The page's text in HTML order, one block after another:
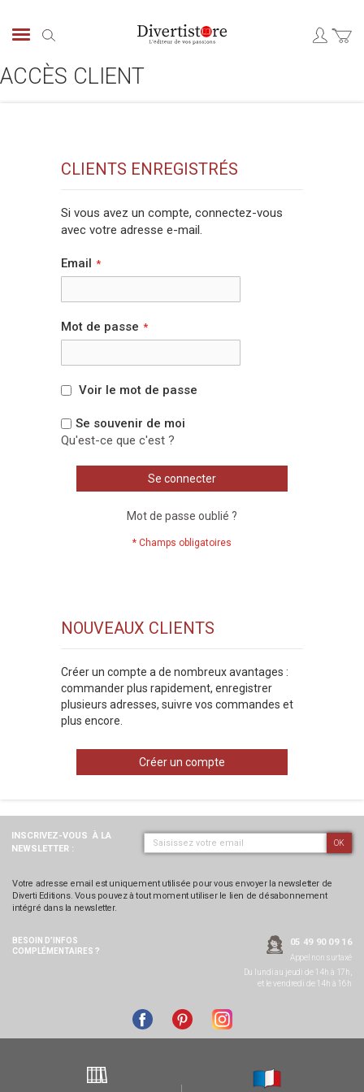
ACCÈS CLIENT
CLIENTS ENREGISTRÉS
Si vous avez un compte, connectez-vous
avec votre adresse e-mail.
Email
Mot de passe
Voir le mot de passe
Se souvenir de moi
Qu'est-ce que c'est ?
Se connecter
Mot de passe oublié ?
NOUVEAUX CLIENTS
Créer un compte a de nombreux avantages :
commander plus rapidement, enregistrer
plusieurs adresses, suivre vos commandes et
plus encore.
Créer un compte
INSCRIVEZ-VOUS À LA
NEWSLETTER :
OK
Votre adresse email est uniquement utilisée pour vous envoyer la newsletter de
Diverti Editions. Vous pouvez à tout moment utiliser le lien de désabonnement
intégré dans la newsletter.
BESOIN D’INFOS
COMPLÉMENTAIRES ?
05 49 90 09 16
Appel non surtaxé
Du lundi au jeudi de 14h à 17h,
et le vendredi de 14h à 16h